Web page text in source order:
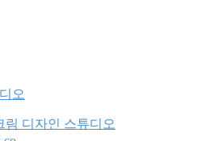
림 디자인 스튜디오